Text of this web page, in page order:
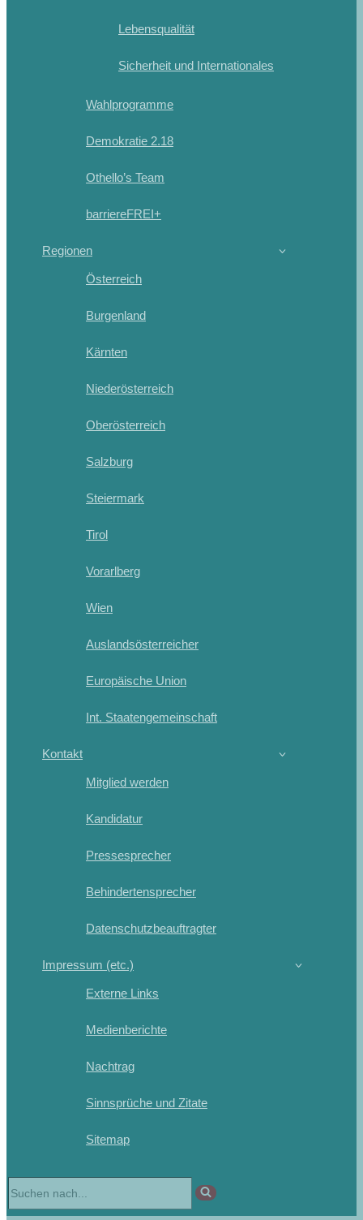
Lebensqualität
Sicherheit und Internationales
Wahlprogramme
Demokratie 2.18
Othello’s Team
barriereFREI+
Regionen
Österreich
Burgenland
Kärnten
Niederösterreich
Oberösterreich
Salzburg
Steiermark
Tirol
Vorarlberg
Wien
Auslandsösterreicher
Europäische Union
Int. Staatengemeinschaft
Kontakt
Mitglied werden
Kandidatur
Pressesprecher
Behindertensprecher
Datenschutzbeauftragter
Impressum (etc.)
Externe Links
Medienberichte
Nachtrag
Sinnsprüche und Zitate
Sitemap